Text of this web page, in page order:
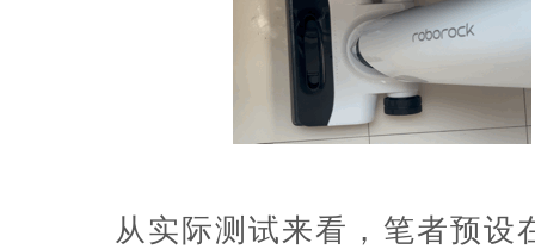
从实际测试来看，笔者预设